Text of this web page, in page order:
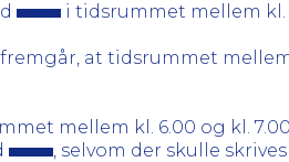
i tidsrummet mellem kl.
at tidsrummet
mellem kl. 6.00 og kl.
, selvom der skulle